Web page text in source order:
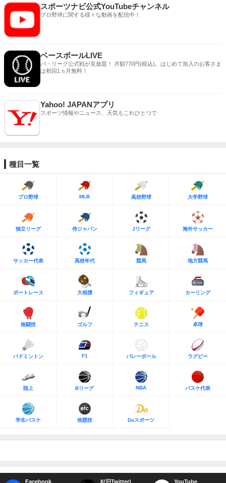
スポーツナビ公式YouTubeチャンネル
プロ野球に関する様々な動画を配信中！
ベースボールLIVE
パ・リーグ公式戦が見放題！ 月額770円(税込)。はじめて加入のお客さま
は初回1ヵ月無料！
Yahoo! JAPANアプリ
スポーツ情報やニュース、天気もこれひとつで
種目一覧
プロ野球 MLB 高校野球 大学野球
独立リーグ 侍ジャパン Jリーグ 海外サッカー
サッカー代表 高校年代 競馬 地方競馬
ボートレース 大相撲 フィギュア カーリング
格闘技 ゴルフ テニス 卓球
バドミントン F1 バレーボール ラグビー
陸上 Bリーグ NBA バスケ代表
学生バスケ 他競技 Doスポーツ
Facebook X(旧Twitter) YouTube